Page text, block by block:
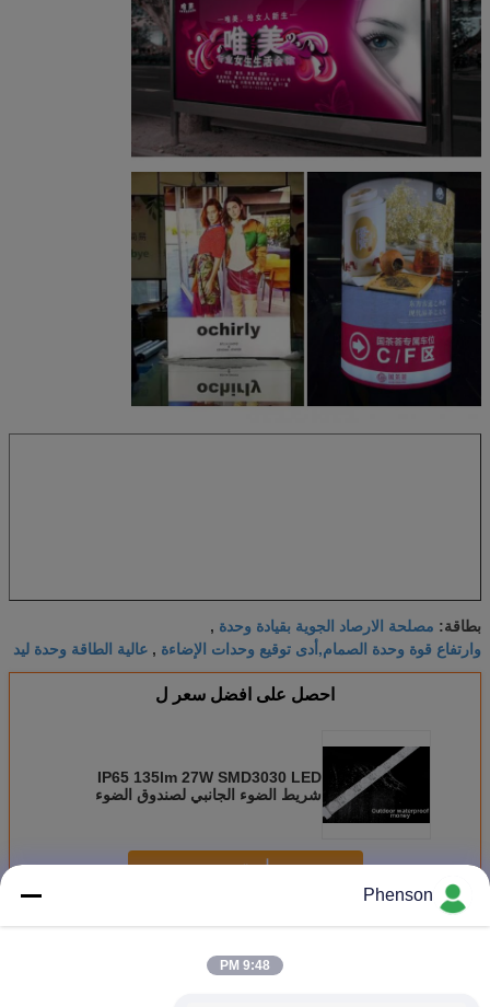
بطاقة: مصلحة الارصاد الجوية بقيادة وحدة ,
وارتفاع قوة وحدة الصمام,أدى توقيع وحدات الإضاءة , عالية الطاقة وحدة ليد
احصل على افضل سعر ل
IP65 135lm 27W SMD3030 LED
شريط الضوء الجانبي لصندوق الضوء
استمر
أكثرLed وحدة نمطيّة ضوء
Phenson
9:48 PM